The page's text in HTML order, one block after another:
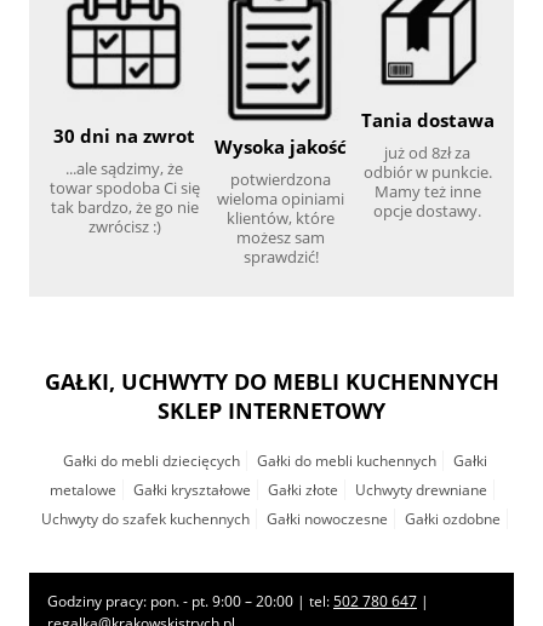
30 dni na zwrot
...ale sądzimy, że
towar spodoba Ci się
tak bardzo, że go nie
zwrócisz :)
Wysoka jakość
potwierdzona
wieloma opiniami
klientów, które
możesz sam
sprawdzić!
Tania dostawa
już od 8zł za
odbiór w punkcie.
Mamy też inne
opcje dostawy.
GAŁKI, UCHWYTY DO MEBLI KUCHENNYCH
SKLEP INTERNETOWY
Gałki do mebli dziecięcych Gałki do mebli kuchennych
Gałki
metalowe
Gałki kryształowe Gałki złote
Uchwyty drewniane
Uchwyty do szafek kuchennych
Gałki nowoczesne Gałki ozdobne
Godziny pracy: pon. - pt. 9:00 – 20:00 | tel:502 780 647 |